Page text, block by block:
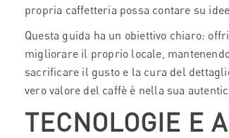
propria caffetteria possa contare su
Questa guida ha un obiettivo chiaro:
migliorare il proprio locale,
sacrificare il gusto e la cura del
vero valore del caffè è nella sua
TECNOLOGIE E